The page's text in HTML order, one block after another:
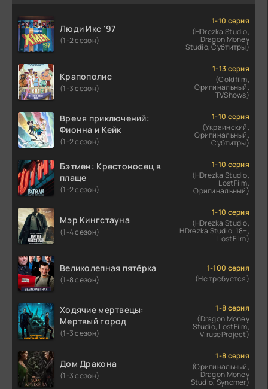
Люди Икс ’97
(1-2 сезон)
1-10 серия
(HDrezka Studio,
Dragon Money
Studio, Субтитры)
Крапополис
(1-3 сезон)
1-13 серия
(Coldfilm,
Оригинальный,
TVShows)
Время приключений:
Фионна и Кейк
(1-2 сезон)
1-10 серия
(Украинский,
Оригинальный,
Субтитры)
Бэтмен: Крестоносец в
плаще
(1-2 сезон)
1-10 серия
(HDrezka Studio,
LostFilm,
Оригинальный)
Мэр Кингстауна
(1-4 сезон)
1-10 серия
(HDrezka Studio,
HDrezka Studio. 18+,
LostFilm)
Великолепная пятёрка
(1-8 сезон)
1-100 серия
(Не требуется)
Ходячие мертвецы:
Мертвый город
(1-3 сезон)
1-8 серия
(Dragon Money
Studio, LostFilm,
ViruseProject)
Дом Дракона
(1-3 сезон)
1-8 серия
(Оригинальный,
Dragon Money
Studio, Syncmer)